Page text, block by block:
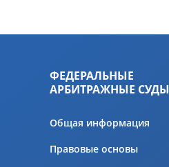
ФЕДЕРАЛЬНЫЕ
АРБИТРАЖНЫЕ СУДЫ
Общая информация
Правовые основы